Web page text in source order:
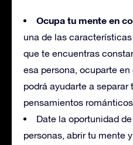
Ocupa tu mente en
una de las
que te encuentras
esa persona, ocuparte
podrá ayudarte a separar
pensamientos
Date la oportunidad
personas, abrir tu mente